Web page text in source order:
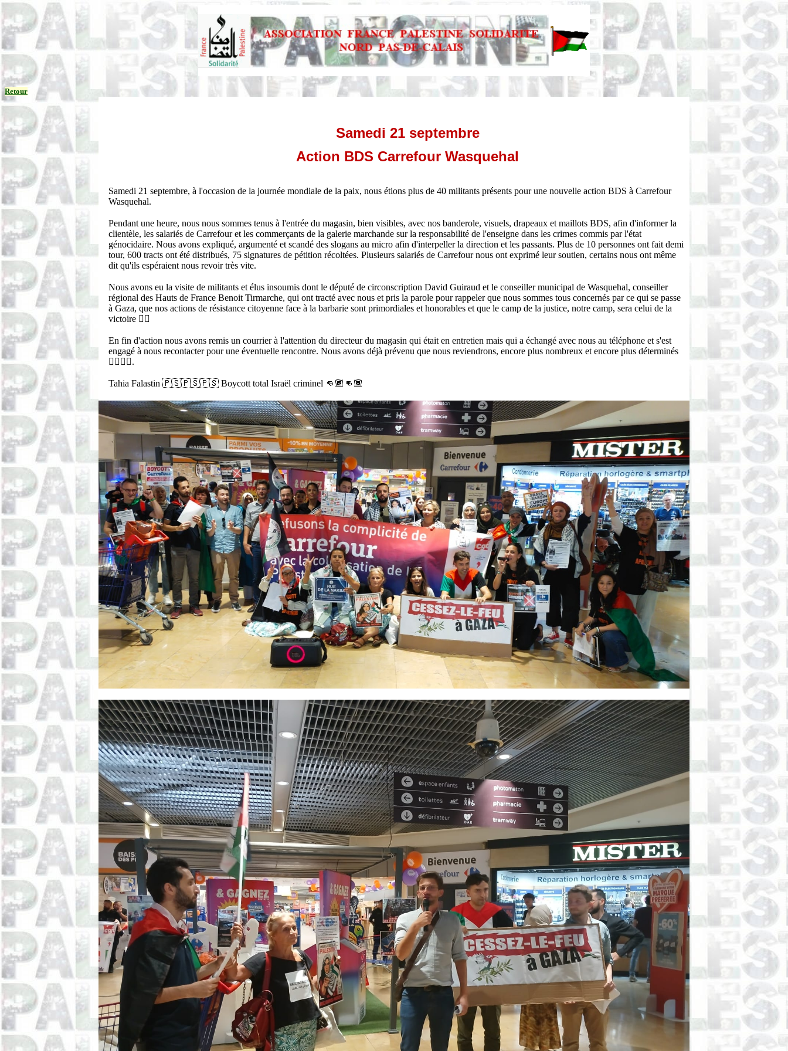
Retour
Samedi 21 septembre
Action BDS Carrefour Wasquehal
Samedi 21 septembre, à l'occasion de la journée mondiale de la paix, nous étions plus de 40 militants présents pour une nouvelle action BDS à Carrefour
Wasquehal.
Pendant une heure, nous nous sommes tenus à l'entrée du magasin, bien visibles, avec nos banderole, visuels, drapeaux et maillots BDS, afin d'informer la
clientèle, les salariés de Carrefour et les commerçants de la galerie marchande sur la responsabilité de l'enseigne dans les crimes commis par l'état
génocidaire. Nous avons expliqué, argumenté et scandé des slogans au micro afin d'interpeller la direction et les passants. Plus de 10 personnes ont fait demi
tour, 600 tracts ont été distribués, 75 signatures de pétition récoltées. Plusieurs salariés de Carrefour nous ont exprimé leur soutien, certains nous ont même
dit qu'ils espéraient nous revoir très vite.
Nous avons eu la visite de militants et élus insoumis dont le député de circonscription David Guiraud et le conseiller municipal de Wasquehal, conseiller
régional des Hauts de France Benoit Tirmarche, qui ont tracté avec nous et pris la parole pour rappeler que nous sommes tous concernés par ce qui se passe
à Gaza, que nos actions de résistance citoyenne face à la barbarie sont primordiales et honorables et que le camp de la justice, notre camp, sera celui de la
victoire ✌🏽
En fin d'action nous avons remis un courrier à l'attention du directeur du magasin qui était en entretien mais qui a échangé avec nous au téléphone et s'est
engagé à nous recontacter pour une éventuelle rencontre. Nous avons déjà prévenu que nous reviendrons, encore plus nombreux et encore plus déterminés
✊🏽✊🏽.
Tahia Falastin 🇵🇸🇵🇸🇵🇸 Boycott total Israël criminel 👊🏾👊🏾